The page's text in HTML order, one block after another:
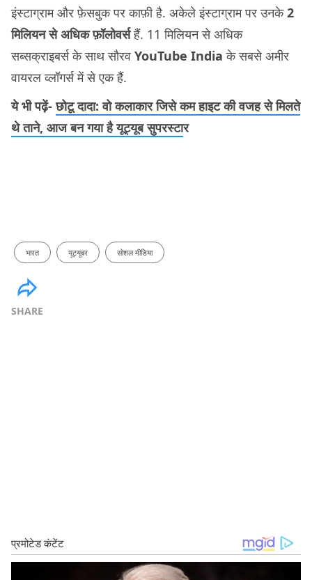
इंस्टाग्राम और फ़ेसबुक पर काफ़ी है. अकेले इंस्टाग्राम पर उनके2
मिलियन से अधिक फ़ॉलोवर्सहैं. 11 मिलियन से अधिक
सब्सक्राइबर्स के साथ सौरव YouTube Indiaके सबसे अमीर
वायरल व्लॉगर्स में से एक हैं.
ये भी पढ़ें-छोटू दादा: वो कलाकार जिसे कम हाइट की वजह से मिलते
थे ताने, आज बन गया है यूट्यूब सुपरस्टार
भारत यूट्यूबर सोशल मीडिया
SHARE